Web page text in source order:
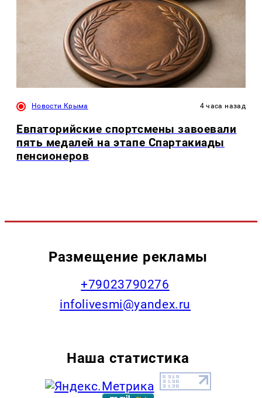
Новости Крыма 4 часа назад
Евпаторийские спортсмены завоевали
пять медалей на этапе Спартакиады
пенсионеров
Размещение рекламы
+79023790276
infolivesmi@yandex.ru
Наша статистика